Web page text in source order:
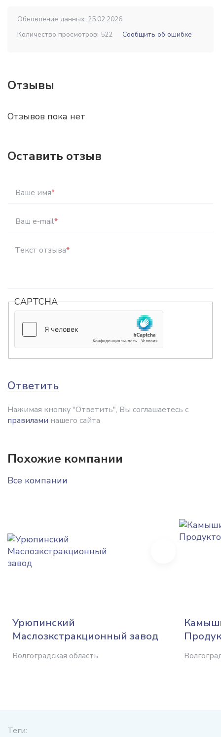
Обновление данных: 25.02.2026
Количество просмотров: 522
Сообщить об ошибке
Отзывы
Отзывов пока нет
Оставить отзыв
Ваше имя*
Ваш e-mail*
Текст отзыва*
CAPTCHA
Ответить
Нажимая кнопку "Ответить", Вы соглашаетесь с
правилами нашего сайта
Похожие компании
Все компании
Урюпинский
Маслозкстракционный завод
Волгоградская область
Теги: